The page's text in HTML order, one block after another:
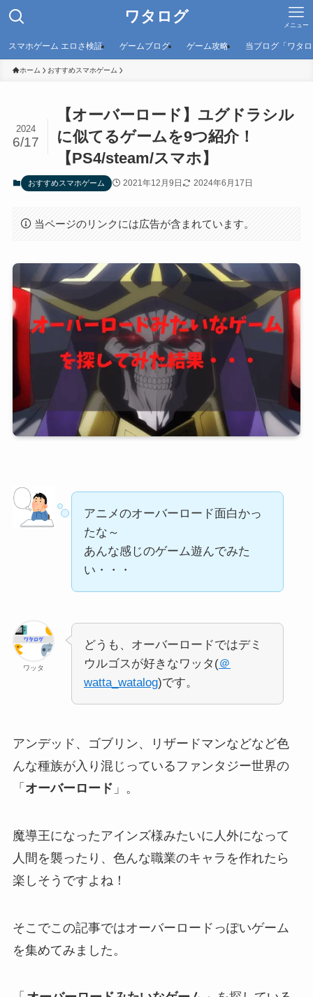
ワタログ メニュー
スマホゲーム エロさ検証 ゲームブログ ゲーム攻略 当ブログ「ワタ
ホーム おすすめスマホゲーム
【オーバーロード】ユグドラシル
に似てるゲームを9つ紹介！
【PS4/steam/スマホ】
2024
6/17
おすすめスマホゲーム 2021年12月9日 2024年6月17日
当ページのリンクには広告が含まれています。
アニメのオーバーロード面白かっ
たな～
あんな感じのゲーム遊んでみた
い・・・
ワッタ
どうも、オーバーロードではデミ
ウルゴスが好きなワッタ(＠
watta_watalog)です。
アンデッド、ゴブリン、リザードマンなどなど色
んな種族が入り混じっているファンタジー世界の
「 オーバーロード 」。
魔導王になったアインズ様みたいに人外になって
人間を襲ったり、色んな職業のキャラを作れたら
楽しそうですよね！
そこでこの記事ではオーバーロードっぽいゲーム
を集めてみました。